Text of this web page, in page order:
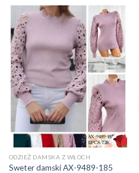
ODZIEŻ DAMSKA Z WŁOCH
Sweter damski AX-9489-185